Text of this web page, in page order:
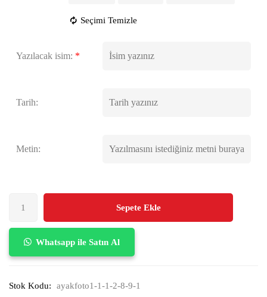
Seçimi Temizle
Yazılacak isim: *
Tarih:
Metin:
Sepete Ekle
Whatsapp ile Satın Al
Stok Kodu: ayakfoto1-1-1-2-8-9-1